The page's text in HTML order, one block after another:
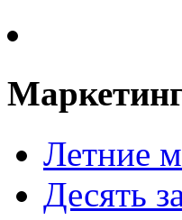
Летние
Десять